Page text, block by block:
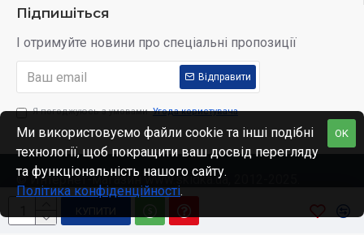
КУПИТИ
Підпишіться
І отримуйте новини про спеціальні пропозиції
Відправити
Я погоджуюсь з умовами Угода користувача
© Интернет-магазин www.skidka.ua, 2012-2025.
OK
Ми використовуємо файли cookie та інші подібні
технології, щоб покращити ваш досвід перегляду
та функціональність нашого сайту.
Політика конфіденційності.